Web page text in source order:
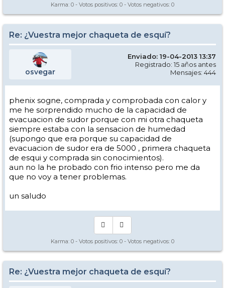
Karma: 0 - Votos positivos: 0 - Votos negativos: 0
Re: ¿Vuestra mejor chaqueta de esquí?
osvegar
Enviado: 19-04-2013 13:37
Registrado: 15 años antes
Mensajes: 444
phenix sogne, comprada y comprobada con calor y
me he sorprendido mucho de la capacidad de
evacuacion de sudor porque con mi otra chaqueta
siempre estaba con la sensacion de humedad
(supongo que era porque su capacidad de
evacuacion de sudor era de 5000 , primera chaqueta
de esqui y comprada sin conocimientos).
aun no la he probado con frio intenso pero me da
que no voy a tener problemas.
un saludo
Karma: 0 - Votos positivos: 0 - Votos negativos: 0
Re: ¿Vuestra mejor chaqueta de esquí?